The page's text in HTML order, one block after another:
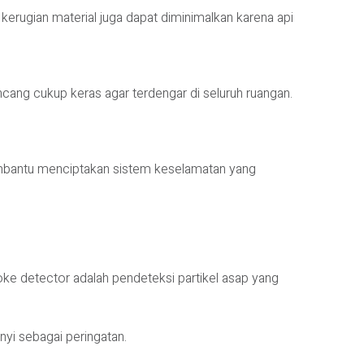
material juga dapat diminimalkan karena api
cukup keras agar terdengar di seluruh ruangan.
menciptakan sistem keselamatan yang
detector adalah pendeteksi partikel asap yang
sebagai peringatan.